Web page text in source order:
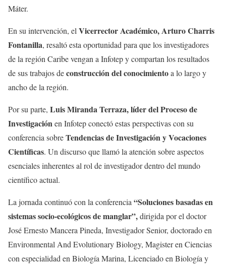
Máter.
En su intervención, el Vicerrector Académico, Arturo Charris
Fontanilla, resaltó esta oportunidad para que los investigadores
de la región Caribe vengan a Infotep y compartan los resultados
de sus trabajos deconstrucción del conocimientoa lo largo y
ancho de la región.
Por su parte, Luis Miranda Terraza, líder del Proceso de
Investigaciónen Infotep conectó estas perspectivas con su
conferencia sobreTendencias de Investigación y Vocaciones
Científicas. Un discurso que llamó la atención sobre aspectos
esenciales inherentes al rol de investigador dentro del mundo
científico actual.
La jornada continuó con la conferencia “Soluciones basadas en
sistemas socio-ecológicos de manglar”,dirigida por el doctor
José Ernesto Mancera Pineda, Investigador Senior, doctorado en
Environmental And Evolutionary Biology, Magister en Ciencias
con especialidad en Biología Marina, Licenciado en Biología y